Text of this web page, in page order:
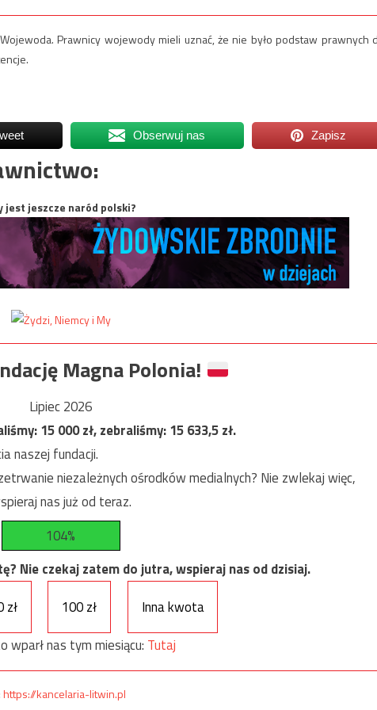
Prawnicy wojewody mieli uznać, że nie było podstaw prawnych
Obserwuj nas Zapisz
jest jeszcze naród polski?
Magna Polonia!
Lipiec 2026
15 000zł, zebraliśmy:15 633,5zł.
naszej fundacji.
niezależnych ośrodków medialnych? Nie zwlekaj więc,
nas już od teraz.
104%
Nie czekaj zatem do jutra, wspieraj nas od dzisiaj.
zł 100 zł
Inna kwota
wparł nas tym miesiącu: Tutaj
https://kancelaria-litwin.pl